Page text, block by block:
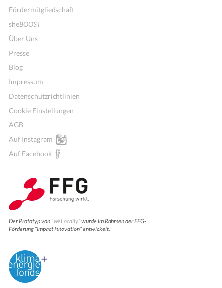
Fördermitgliedschaft
sheBOOST
Über Uns
Presse
Blog
Impressum
Datenschutzrichtlinien
Cookie Einstellungen
AGB
Auf Instagram
Auf Facebook
Der Prototyp von “WeLocally” wurde im Rahmen der FFG-
Förderung “Impact Innovation” entwickelt.